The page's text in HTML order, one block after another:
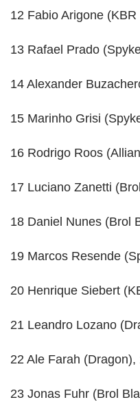
12 Fabio Arigone
13 Rafael Prado
14 Alexander
15 Marinho Grisi
16 Rodrigo Roos
17 Luciano Zanetti
18 Daniel Nunes (Brol
19 Marcos Resende
20 Henrique Siebert
21 Leandro Lozano
22 Ale Farah (Dragon),
23 Jonas Fuhr (Brol